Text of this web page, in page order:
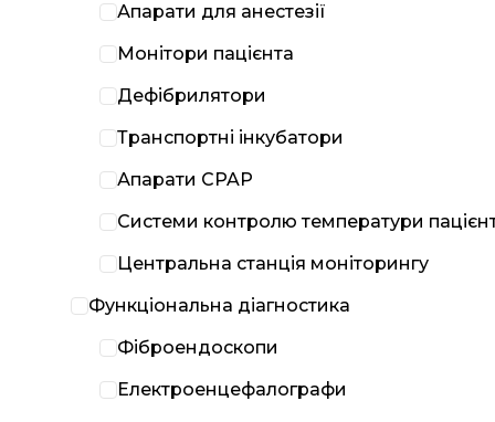
Апарати для анестезії
Монітори пацієнта
Дефібрилятори
Транспортні інкубатори
Апарати CPAP
Системи контролю температури
Центральна станція моніторингу
Функціональна діагностика
Фіброендоскопи
Електроенцефалографи